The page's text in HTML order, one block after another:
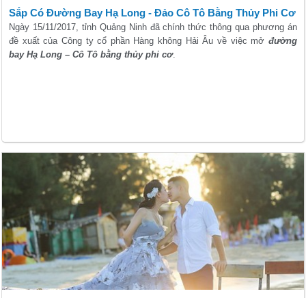
Sắp Có Đường Bay Hạ Long - Đảo Cô Tô Bằng Thủy Phi Cơ
Ngày 15/11/2017, tỉnh Quảng Ninh đã chính thức thông qua phương án
đề xuất của Công ty cổ phần Hàng không Hải Âu về việc mở đường
bay Hạ Long – Cô Tô bằng thủy phi cơ.